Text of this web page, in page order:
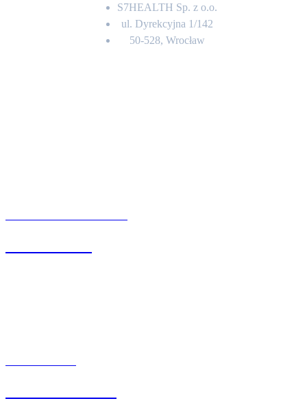
S7HEALTH Sp. z o.o.
ul. Dyrekcyjna 1/142
50-528, Wrocław